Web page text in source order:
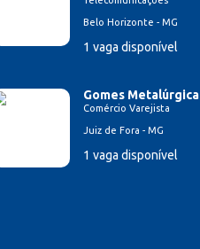
Belo Horizonte - MG
1 vaga disponível
Gomes Metalúrgica
Comércio Varejista
Juiz de Fora - MG
1 vaga disponível